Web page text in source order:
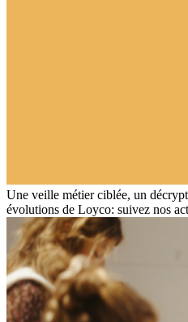
Une veille métier ciblée, un
évolutions de Loyco: suivez nos